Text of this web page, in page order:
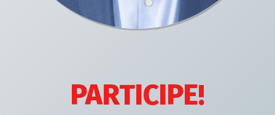
PARTICIPE!